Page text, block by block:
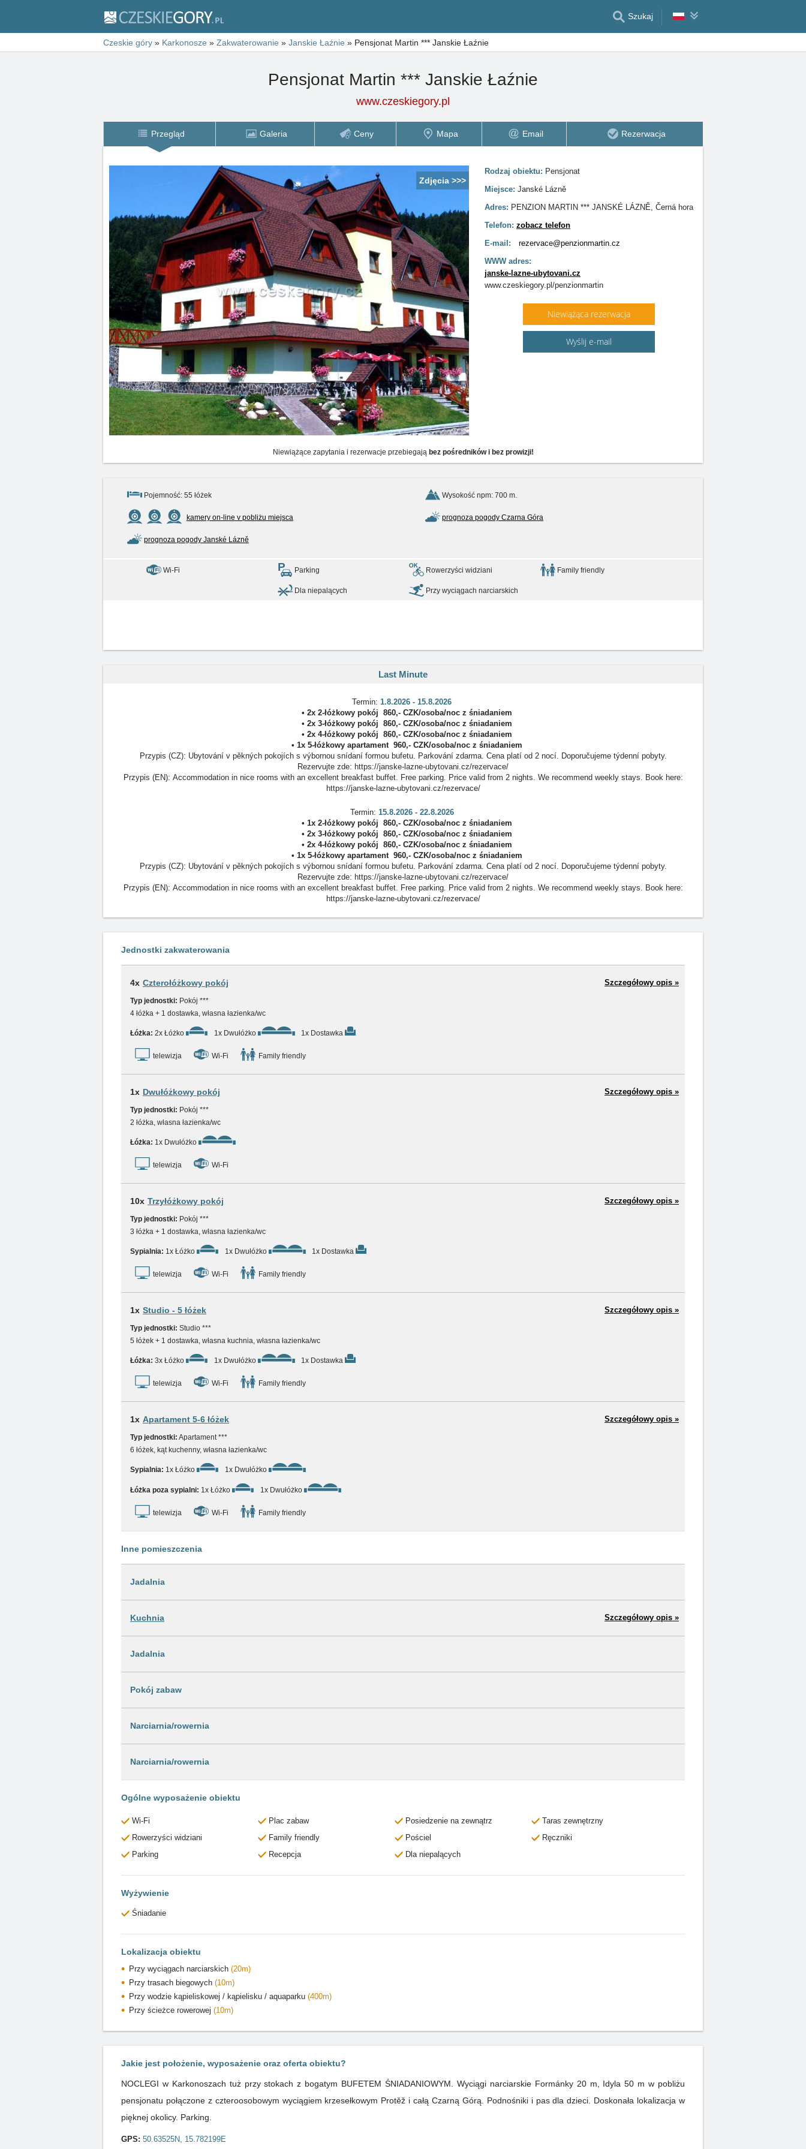
Szukaj
Czeskie góry » Karkonosze » Zakwaterowanie » Janskie Łaźnie » Pensjonat Martin *** Janskie Łaźnie
Pensjonat Martin *** Janskie Łaźnie
www.czeskiegory.pl
Przegląd Galeria Ceny Mapa Email Rezerwacja
Zdjęcia >>>
Rodzaj obiektu: Pensjonat
Miejsce: Janské Lázně
Adres: PENZION MARTIN *** JANSKÉ LÁZNĚ, Černá hora
Telefon: zobacz telefon
E-mail:
rezervace@penzionmartin.cz
WWW adres:
janske-lazne-ubytovani.cz
www.czeskiegory.pl/penzionmartin
Niewiążąca rezerwacja
Wyślij e-mail
Niewiążące zapytania i rezerwacje przebiegają bez pośredników i bez prowizji!
Pojemność: 55 łóżek Wysokość npm: 700 m.
kamery on-line v pobliżu miejsca prognoza pogody Czarna Góra
prognoza pogody Janské Lázně
Wi-Fi Parking Rowerzyści widziani Family friendly
Dla niepalących Przy wyciągach narciarskich
Last Minute
Termin: 1.8.2026 - 15.8.2026
• 2x 2-łóżkowy pokój 860,- CZK/osoba/nocz śniadaniem
• 2x 3-łóżkowy pokój 860,- CZK/osoba/nocz śniadaniem
• 2x 4-łóżkowy pokój 860,- CZK/osoba/nocz śniadaniem
• 1x 5-łóżkowy apartament 960,- CZK/osoba/nocz śniadaniem
Przypis (CZ): Ubytování v pěkných pokojích s výbornou snídaní formou bufetu. Parkování zdarma. Cena platí od 2 nocí. Doporučujeme týdenní pobyty.
Rezervujte zde: https://janske-lazne-ubytovani.cz/rezervace/
Przypis (EN): Accommodation in nice rooms with an excellent breakfast buffet. Free parking. Price valid from 2 nights. We recommend weekly stays. Book here:
https://janske-lazne-ubytovani.cz/rezervace/
Termin: 15.8.2026 - 22.8.2026
• 1x 2-łóżkowy pokój 860,- CZK/osoba/nocz śniadaniem
• 2x 3-łóżkowy pokój 860,- CZK/osoba/nocz śniadaniem
• 2x 4-łóżkowy pokój 860,- CZK/osoba/nocz śniadaniem
• 1x 5-łóżkowy apartament 960,- CZK/osoba/nocz śniadaniem
Przypis (CZ): Ubytování v pěkných pokojích s výbornou snídaní formou bufetu. Parkování zdarma. Cena platí od 2 nocí. Doporučujeme týdenní pobyty.
Rezervujte zde: https://janske-lazne-ubytovani.cz/rezervace/
Przypis (EN): Accommodation in nice rooms with an excellent breakfast buffet. Free parking. Price valid from 2 nights. We recommend weekly stays. Book here:
https://janske-lazne-ubytovani.cz/rezervace/
Jednostki zakwaterowania
4x Czterołóżkowy pokój
Typ jednostki: Pokój ***
4 łóżka + 1 dostawka, własna łazienka/wc
Łóżka: 2x Łóżko 1x Dwułóżko 1x Dostawka
telewizja Wi-Fi Family friendly
Szczegółowy opis »
1x Dwułóżkowy pokój
Typ jednostki: Pokój ***
2 łóżka, własna łazienka/wc
Łóżka: 1x Dwułóżko
telewizja Wi-Fi
Szczegółowy opis »
10x Trzyłóżkowy pokój
Typ jednostki: Pokój ***
3 łóżka + 1 dostawka, własna łazienka/wc
Sypialnia: 1x Łóżko 1x Dwułóżko 1x Dostawka
telewizja Wi-Fi Family friendly
Szczegółowy opis »
1x Studio - 5 łóżek
Typ jednostki: Studio ***
5 łóżek + 1 dostawka, własna kuchnia, własna łazienka/wc
Łóżka: 3x Łóżko 1x Dwułóżko 1x Dostawka
telewizja Wi-Fi Family friendly
Szczegółowy opis »
1x Apartament 5-6 łóżek
Typ jednostki: Apartament ***
6 łóżek, kąt kuchenny, własna łazienka/wc
Sypialnia: 1x Łóżko 1x Dwułóżko
Łóżka poza sypialni: 1x Łóżko 1x Dwułóżko
telewizja Wi-Fi Family friendly
Szczegółowy opis »
Inne pomieszczenia
Jadalnia
Kuchnia Szczegółowy opis »
Jadalnia
Pokój zabaw
Narciarnia/rowernia
Narciarnia/rowernia
Ogólne wyposażenie obiektu
Wi-Fi Plac zabaw Posiedzenie na zewnątrz
Taras zewnętrzny
Rowerzyści widziani
Family friendly Pościel
Ręczniki
Parking
Recepcja Dla niepalących
Wyżywienie
Śniadanie
Lokalizacja obiektu
Przy wyciągach narciarskich (20m)
Przy trasach biegowych (10m)
Przy wodzie kąpieliskowej / kąpielisku / aquaparku (400m)
Przy ścieżce rowerowej (10m)
Jakie jest położenie, wyposażenie oraz oferta obiektu?
NOCLEGI w Karkonoszach tuż przy stokach z bogatym BUFETEM ŚNIADANIOWYM. Wyciągi narciarskie Formánky 20 m, Idyla 50 m w pobliżu
pensjonatu połączone z czteroosobowym wyciągiem krzesełkowym Protěž i całą Czarną Górą. Podnośniki i pas dla dzieci. Doskonała lokalizacja w
pięknej okolicy. Parking.
GPS: 50.63525N, 15.782199E